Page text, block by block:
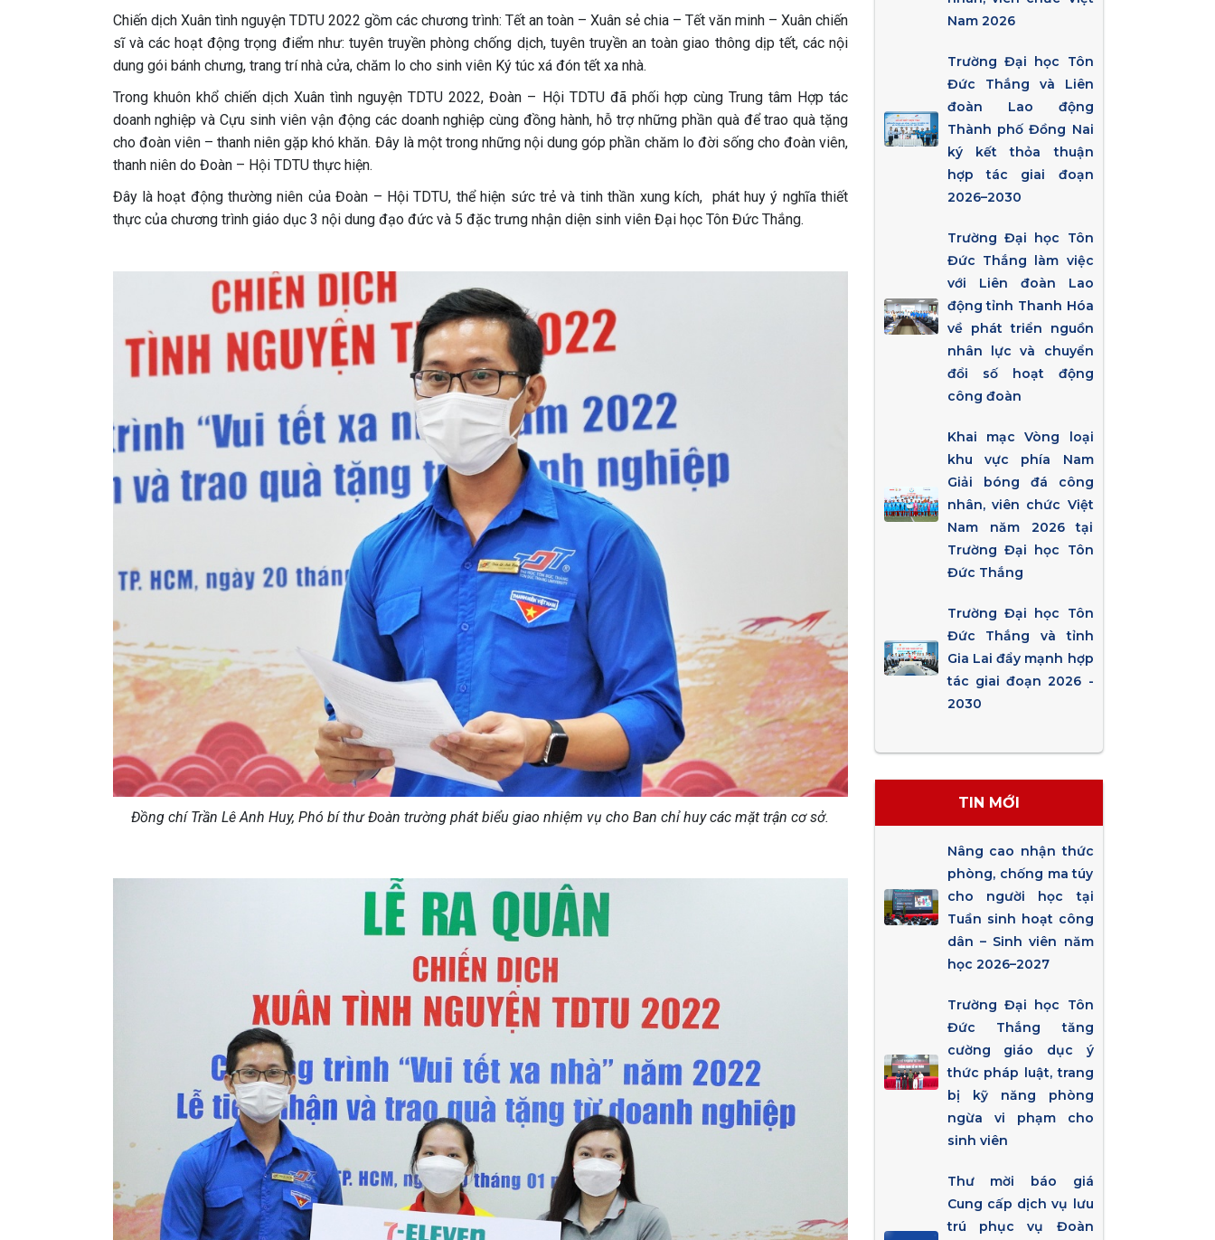
Chiến dịch Xuân tình nguyện TDTU 2022 gồm các chương trình: Tết an toàn – Xuân sẻ chia – Tết văn minh – Xuân chiến
sĩ và các hoạt động trọng điểm như: tuyên truyền phòng chống dịch, tuyên truyền an toàn giao thông dịp tết, các nội
dung gói bánh chưng, trang trí nhà cửa, chăm lo cho sinh viên Ký túc xá đón tết xa nhà.
Trong khuôn khổ chiến dịch Xuân tình nguyện TDTU 2022, Đoàn – Hội TDTU đã phối hợp cùng Trung tâm Hợp tác
doanh nghiệp và Cựu sinh viên vận động các doanh nghiệp cùng đồng hành, hỗ trợ những phần quà để trao quà tặng
cho đoàn viên – thanh niên gặp khó khăn. Đây là một trong những nội dung góp phần chăm lo đời sống cho đoàn viên,
thanh niên do Đoàn – Hội TDTU thực hiện.
Đây là hoạt động thường niên của Đoàn – Hội TDTU, thể hiện sức trẻ và tinh thần xung kích, phát huy ý nghĩa thiết
thực của chương trình giáo dục 3 nội dung đạo đức và 5 đặc trưng nhận diện sinh viên Đại học Tôn Đức Thắng.
Đồng chí Trần Lê Anh Huy, Phó bí thư Đoàn trường phát biểu giao nhiệm vụ cho Ban chỉ huy các mặt trận cơ sở.
Nam 2026
Trường Đại học Tôn
Đức Thắng và Liên
đoàn Lao động
Thành phố Đồng Nai
ký kết thỏa thuận
hợp tác giai đoạn
2026–2030
Trường Đại học Tôn
Đức Thắng làm việc
với Liên đoàn Lao
động tỉnh Thanh Hóa
về phát triển nguồn
nhân lực và chuyển
đổi số hoạt động
công đoàn
Khai mạc Vòng loại
khu vực phía Nam
Giải bóng đá công
nhân, viên chức Việt
Nam năm 2026 tại
Trường Đại học Tôn
Đức Thắng
Trường Đại học Tôn
Đức Thắng và tỉnh
Gia Lai đẩy mạnh hợp
tác giai đoạn 2026 -
2030
TIN MỚI
Nâng cao nhận thức
phòng, chống ma túy
cho người học tại
Tuần sinh hoạt công
dân – Sinh viên năm
học 2026–2027
Trường Đại học Tôn
Đức Thắng tăng
cường giáo dục ý
thức pháp luật, trang
bị kỹ năng phòng
ngừa vi phạm cho
sinh viên
Thư mời báo giá
Cung cấp dịch vụ lưu
trú phục vụ Đoàn